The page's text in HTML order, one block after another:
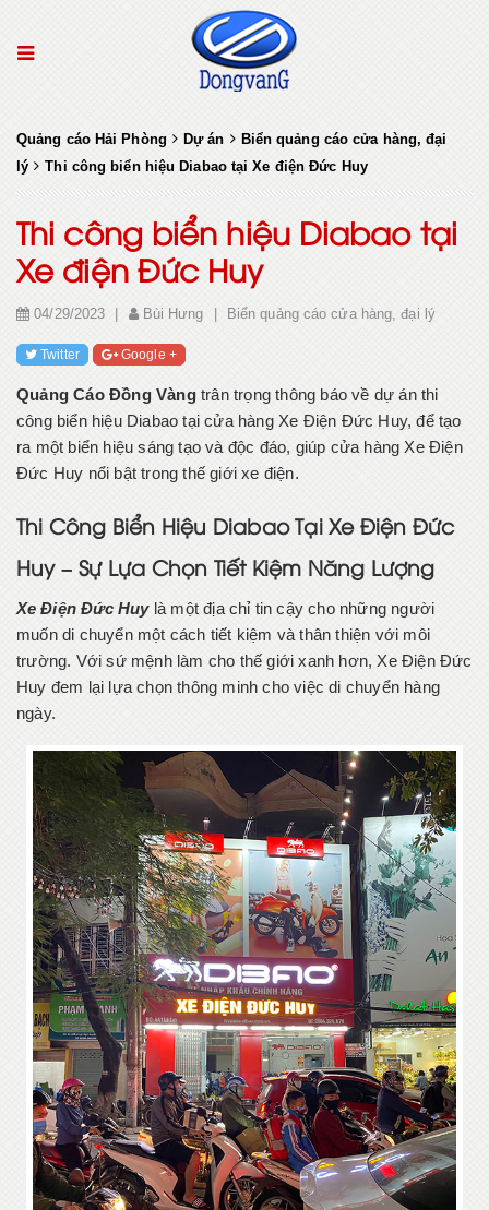
Quảng cáo Hải Phòng Dự án
Biển quảng cáo cửa hàng, đại
lý
Thi công biển hiệu Diabao tại Xe điện Đức Huy
Thi công biển hiệu Diabao tại
Xe điện Đức Huy
04/29/2023 Bùi Hưng Biển quảng cáo cửa hàng, đại lý
Twitter Google +
Quảng Cáo Đồng Vàngtrân trọng thông báo về dự án thi
công biển hiệu Diabao tại cửa hàng Xe Điện Đức Huy, để tạo
ra một biển hiệu sáng tạo và độc đáo, giúp cửa hàng Xe Điện
Đức Huy nổi bật trong thế giới xe điện.
Thi Công Biển Hiệu Diabao Tại Xe Điện Đức
Huy – Sự Lựa Chọn Tiết Kiệm Năng Lượng
Xe Điện Đức Huylà một địa chỉ tin cậy cho những người
muốn di chuyển một cách tiết kiệm và thân thiện với môi
trường. Với sứ mệnh làm cho thế giới xanh hơn, Xe Điện Đức
Huy đem lại lựa chọn thông minh cho việc di chuyển hàng
ngày.